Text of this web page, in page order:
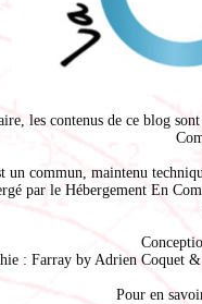
les contenus de ce blog sont
un commun, maintenu
par le Hébergement En
: Farray by Adrien Coquet &
Pour en